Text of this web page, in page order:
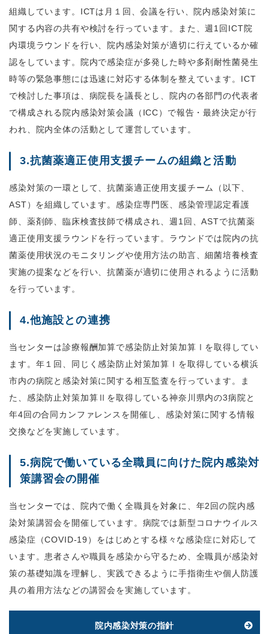
組織しています。ICTは月１回、会議を行い、院内感染対策に
関する内容の共有や検討を行っています。また、週1回ICT院
内環境ラウンドを行い、院内感染対策が適切に行えているか確
認をしています。院内で感染症が多発した時や多剤耐性菌発生
時等の緊急事態には迅速に対応する体制を整えています。ICT
で検討した事項は、病院長を議長とし、院内の各部門の代表者
で構成される院内感染対策会議（ICC）で報告・最終決定が行
われ、院内全体の活動として運営しています。
3.抗菌薬適正使用支援チームの組織と活動
感染対策の一環として、抗菌薬適正使用支援チーム（以下、
AST）を組織しています。感染症専門医、感染管理認定看護
師、薬剤師、臨床検査技師で構成され、週1回、ASTで抗菌薬
適正使用支援ラウンドを行っています。ラウンドでは院内の抗
菌薬使用状況のモニタリングや使用方法の助言、細菌培養検査
実施の提案などを行い、抗菌薬が適切に使用されるように活動
を行っています。
4.他施設との連携
当センターは診療報酬加算で感染防止対策加算Ⅰを取得してい
ます。年１回、同じく感染防止対策加算Ⅰを取得している横浜
市内の病院と感染対策に関する相互監査を行っています。ま
た、感染防止対策加算Ⅱを取得している神奈川県内の3病院と
年4回の合同カンファレンスを開催し、感染対策に関する情報
交換などを実施しています。
5.病院で働いている全職員に向けた院内感染対
策講習会の開催
当センターでは、院内で働く全職員を対象に、年2回の院内感
染対策講習会を開催しています。病院では新型コロナウイルス
感染症（COVID-19）をはじめとする様々な感染症に対応して
います。患者さんや職員を感染から守るため、全職員が感染対
策の基礎知識を理解し、実践できるように手指衛生や個人防護
具の着用方法などの講習会を実施しています。
院内感染対策の指針